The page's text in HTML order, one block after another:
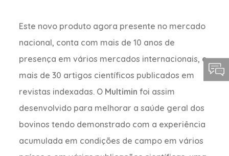
Este novo produto agora presente no mercado
nacional, conta com mais de 10 anos de
presença em vários mercados internacionais, e
mais de 30 artigos científicos publicados em
revistas indexadas. O Multimin foi assim
desenvolvido para melhorar a saúde geral dos
bovinos tendo demonstrado com a experiência
acumulada em condições de campo em vários